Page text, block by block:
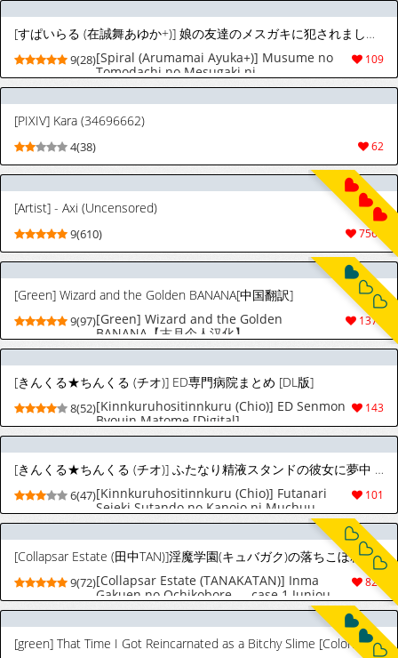
[すぱいらる (在誠舞あゆか+)] 娘の友達のメスガキに犯されました4 [ロシア翻訳] [DL版]
109
9(28)[Spiral (Arumamai Ayuka+)] Musume no
Tomodachi no Mesugaki ni
Okasaremashita 4 [Russian] [abunomaru]
[Digital]
[PIXIV] Kara (34696662)
62
4(38)
[Artist] - Axi (Uncensored)
7564
9(610)
[Green] Wizard and the Golden BANANA[中国翻訳]
1379
9(97)[Green] Wizard and the Golden
BANANA【古月个人汉化】
[きんくる★ちんくる (チオ)] ED専門病院まとめ [DL版]
143
8(52)[Kinnkuruhositinnkuru (Chio)] ED Senmon
Byouin Matome [Digital]
[きんくる★ちんくる (チオ)] ふたなり精液スタンドの彼女に夢中 [DL版]
101
6(47)[Kinnkuruhositinnkuru (Chio)] Futanari
Seieki Sutando no Kanojo ni Muchuu
[Digital]
[Collapsar Estate (田中TAN)]淫魔学園(キュバガク)の落ちこぼれ―case.1 純情男子の処女喪失(上) [中国翻訳] [妖玖汉化] [DL版]
820
9(72)[Collapsar Estate (TANAKATAN)] Inma
Gakuen no Ochikobore — case.1 Junjou
Danshi no Shojo Soushitsu (Jou) | 淫魔学园
的废材吊车尾―case.1 纯情男生的破处堕落
(上)
[green] That Time I Got Reincarnated as a Bitchy Slime [Colorized][中国翻訳]